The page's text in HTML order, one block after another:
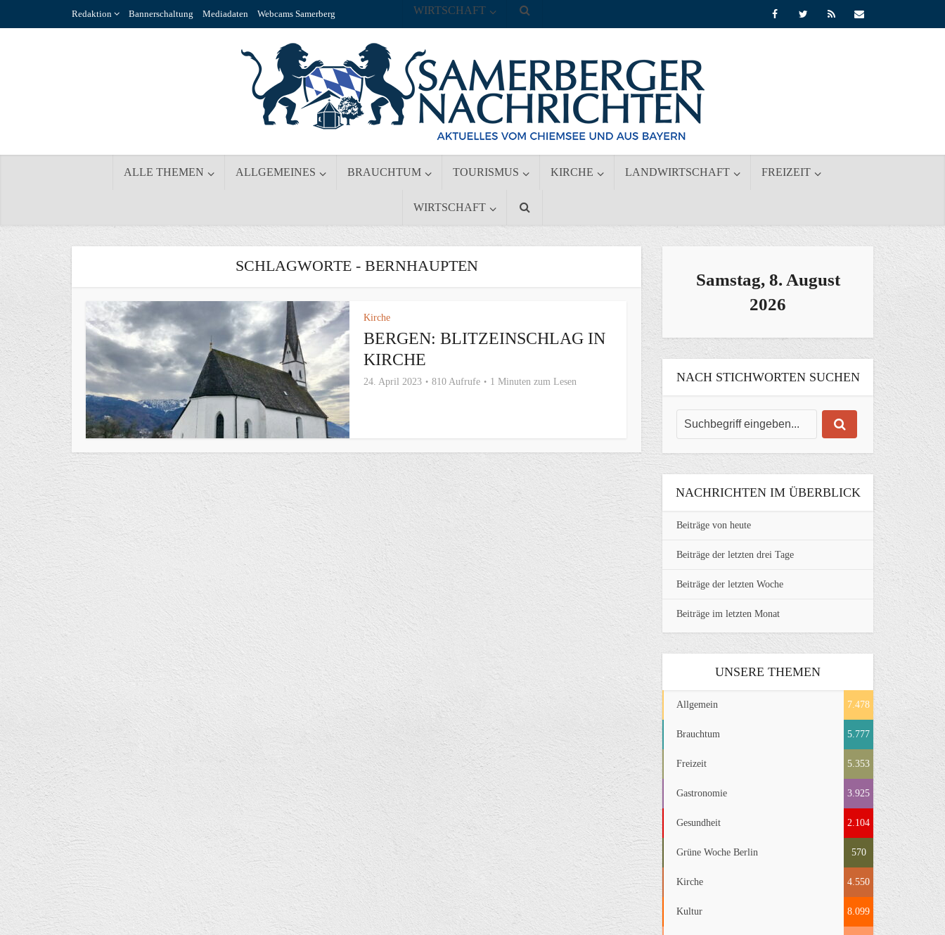
Redaktion Bannerschaltung Mediadaten Webcams Samerberg
ALLE THEMEN ALLGEMEINES BRAUCHTUM TOURISMUS KIRCHE LANDWIRTSCHAFT FREIZEIT
WIRTSCHAFT
WIRTSCHAFT
SCHLAGWORTE - BERNHAUPTEN
Kirche
BERGEN: BLITZEINSCHLAG IN
KIRCHE
24. April 2023 810 Aufrufe 1 Minuten zum Lesen
Samstag, 8. August
2026
NACH STICHWORTEN SUCHEN
NACHRICHTEN IM ÜBERBLICK
Beiträge von heute
Beiträge der letzten drei Tage
Beiträge der letzten Woche
Beiträge im letzten Monat
UNSERE THEMEN
Allgemein 7.478
Brauchtum 5.777
Freizeit 5.353
Gastronomie 3.925
Gesundheit 2.104
Grüne Woche Berlin 570
Kirche 4.550
Kultur 8.099